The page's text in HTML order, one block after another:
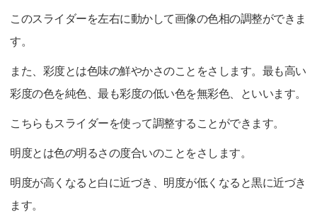
このスライダーを左右に動かして画像の色相の調整ができま
す。
また、彩度とは色味の鮮やかさのことをさします。最も高い
彩度の色を純色、最も彩度の低い色を無彩色、といいます。
こちらもスライダーを使って調整することができます。
明度とは色の明るさの度合いのことをさします。
明度が高くなると白に近づき、明度が低くなると黒に近づき
ます。